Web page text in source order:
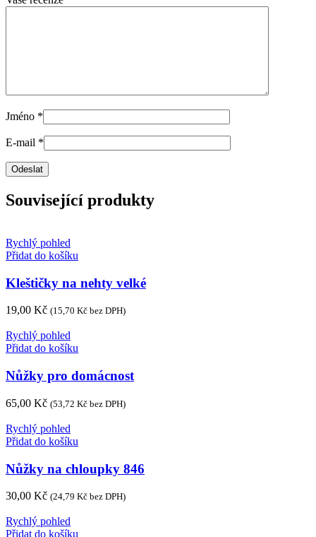
Jméno *
E-mail *
Související produkty
Rychlý pohled
Přidat do košíku
Kleštičky na nehty velké
19,00 Kč (15,70 Kč bez DPH)
Rychlý pohled
Přidat do košíku
Nůžky pro domácnost
65,00 Kč (53,72 Kč bez DPH)
Rychlý pohled
Přidat do košíku
Nůžky na chloupky 846
30,00 Kč (24,79 Kč bez DPH)
Rychlý pohled
Přidat do košíku